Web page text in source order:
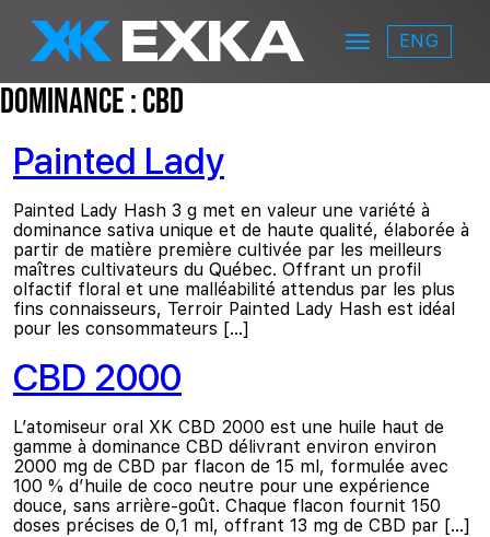
Menu ENG
Dominance :CBD
Painted Lady
Painted Lady Hash 3 g met en valeur une variété à
dominance sativa unique et de haute qualité, élaborée à
partir de matière première cultivée par les meilleurs
maîtres cultivateurs du Québec. Offrant un profil
olfactif floral et une malléabilité attendus par les plus
fins connaisseurs, Terroir Painted Lady Hash est idéal
pour les consommateurs […]
CBD 2000
L’atomiseur oral XK CBD 2000 est une huile haut de
gamme à dominance CBD délivrant environ environ
2000 mg de CBD par flacon de 15 ml, formulée avec
100 % d’huile de coco neutre pour une expérience
douce, sans arrière-goût. Chaque flacon fournit 150
doses précises de 0,1 ml, offrant 13 mg de CBD par […]